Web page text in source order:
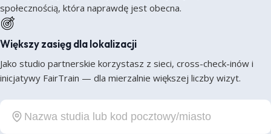
społecznością, która naprawdę jest obecna.
Większy zasięg dla lokalizacji
Jako studio partnerskie korzystasz z sieci, cross-check-inów i
inicjatywy FairTrain — dla mierzalnie większej liczby wizyt.